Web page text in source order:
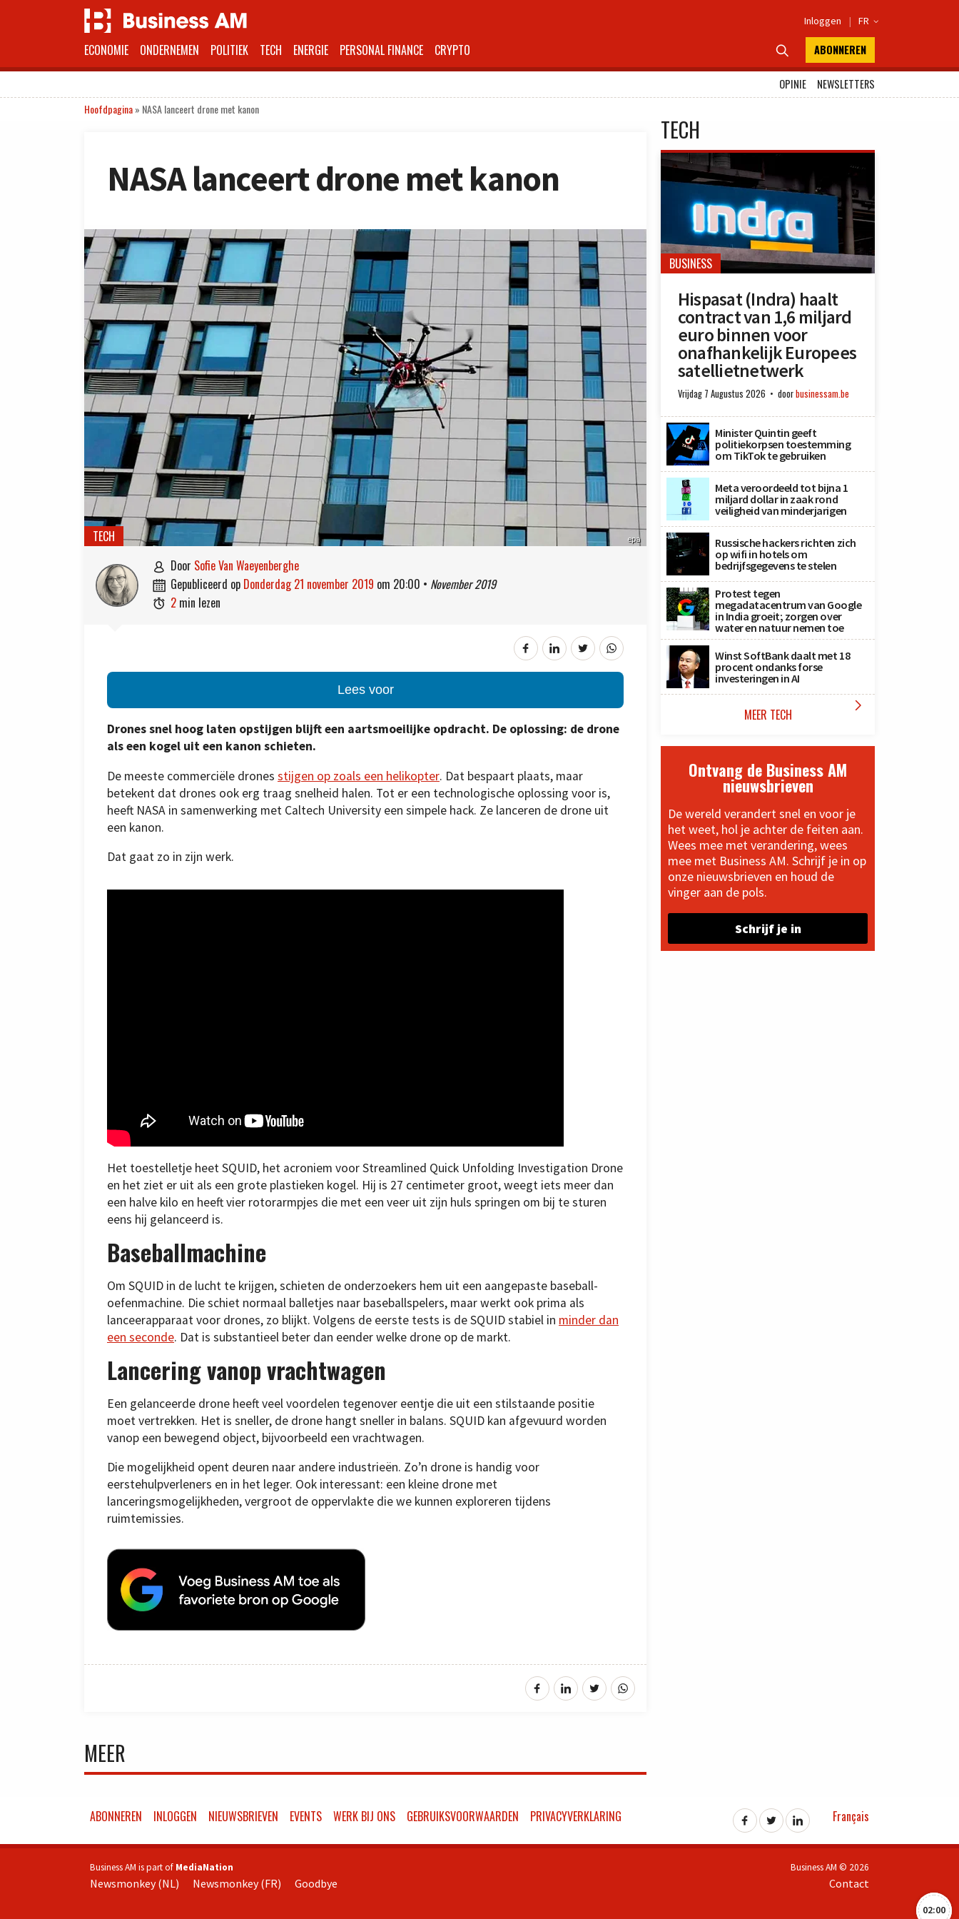
Inloggen | FR 
ECONOMIE ONDERNEMEN POLITIEK TECH ENERGIE PERSONAL FINANCE CRYPTO  ABONNEREN
OPINIE
NEWSLETTERS
Hoofdpagina» NASA lanceert drone met kanon
NASA lanceert drone met kanon
epa
TECH
 door Sofie Van Waeyenberghe
 gepubliceerd op donderdag 21 november 2019 om 20:00 • November 2019
 2 min lezen
Lees voor
Drones snel hoog laten opstijgen blijft een aartsmoeilijke opdracht. De oplossing: de drone
als een kogel uit een kanon schieten.
De meeste commerciële drones stijgen op zoals een helikopter. Dat bespaart plaats, maar
betekent dat drones ook erg traag snelheid halen. Tot er een technologische oplossing voor is,
heeft NASA in samenwerking met Caltech University een simpele hack. Ze lanceren de drone uit
een kanon.
Dat gaat zo in zijn werk.
Het toestelletje heet SQUID, het acroniem voor Streamlined Quick Unfolding Investigation Drone
en het ziet er uit als een grote plastieken kogel. Hij is 27 centimeter groot, weegt iets meer dan
een halve kilo en heeft vier rotorarmpjes die met een veer uit zijn huls springen om bij te sturen
eens hij gelanceerd is.
Baseballmachine
Om SQUID in de lucht te krijgen, schieten de onderzoekers hem uit een aangepaste baseball-
oefenmachine. Die schiet normaal balletjes naar baseballspelers, maar werkt ook prima als
lanceerapparaat voor drones, zo blijkt. Volgens de eerste tests is de SQUID stabiel in minder dan
een seconde. Dat is substantieel beter dan eender welke drone op de markt.
Lancering vanop vrachtwagen
Een gelanceerde drone heeft veel voordelen tegenover eentje die uit een stilstaande positie
moet vertrekken. Het is sneller, de drone hangt sneller in balans. SQUID kan afgevuurd worden
vanop een bewegend object, bijvoorbeeld een vrachtwagen.
Die mogelijkheid opent deuren naar andere industrieën. Zo’n drone is handig voor
eerstehulpverleners en in het leger. Ook interessant: een kleine drone met
lanceringsmogelijkheden, vergroot de oppervlakte die we kunnen exploreren tijdens
ruimtemissies.
MEER
TECH
BUSINESS
Hispasat (Indra) haalt
contract van 1,6 miljard
euro binnen voor
onafhankelijk Europees
satellietnetwerk
Vrijdag 7 Augustus 2026 doorbusinessam.be
Minister Quintin geeft
politiekorpsen toestemming
om TikTok te gebruiken
Meta veroordeeld tot bijna 1
miljard dollar in zaak rond
veiligheid van minderjarigen
Russische hackers richten zich
op wifi in hotels om
bedrijfsgegevens te stelen
Protest tegen
megadatacentrum van Google
in India groeit; zorgen over
water en natuur nemen toe
Winst SoftBank daalt met 18
procent ondanks forse
investeringen in AI
MEER TECH 
Ontvang de Business AM
nieuwsbrieven
De wereld verandert snel en voor je
het weet, hol je achter de feiten aan.
Wees mee met verandering, wees
mee met Business AM. Schrijf je in op
onze nieuwsbrieven en houd de
vinger aan de pols.
Schrijf je in
02:00
ABONNEREN INLOGGEN NIEUWSBRIEVEN EVENTS WERK BIJ ONS GEBRUIKSVOORWAARDEN PRIVACYVERKLARING Français
Business AM is part of MediaNation
Newsmonkey (NL) Newsmonkey (FR) Goodbye
Business AM © 2026
Contact